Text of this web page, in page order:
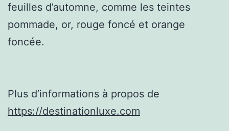
feuilles d’automne, comme les teintes
pommade, or, rouge foncé et orange
foncée.
Plus d’informations à propos de
https://destinationluxe.com